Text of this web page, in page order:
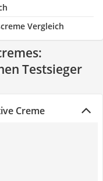
Vergleich
Testsieger
Creme